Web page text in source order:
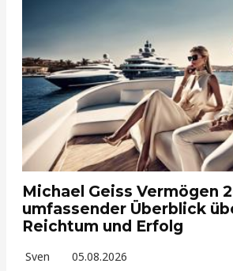
Michael Geiss Vermögen
umfassender Überblick
Reichtum und Erfolg
Sven 05.08.2026